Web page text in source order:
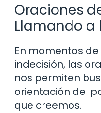
Oraciones
Llamando a
En momentos
indecisión, las
nos permiten
orientación del
que creemos.